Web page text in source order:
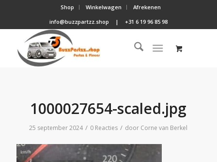
Shop Winkelwagen
Afrekenen
info@buzzpartzz.shop
| +31 6 19 96 85 98
1000027654-scaled.jpg
25 september 2024 / 0 Reacties / door Corne van Berkel